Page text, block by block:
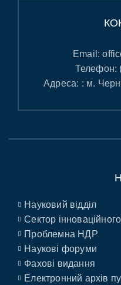
Email:
Телефон:
Адреса: : м.
Науковий відділ
Сектор
Проблемна НДР
Наукові форуми
Фахові видання
Електронний архів